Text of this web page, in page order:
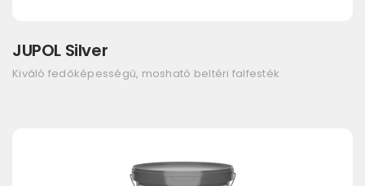
JUPOL Silver
Kiváló fedőképességű, mosható beltéri falfesték